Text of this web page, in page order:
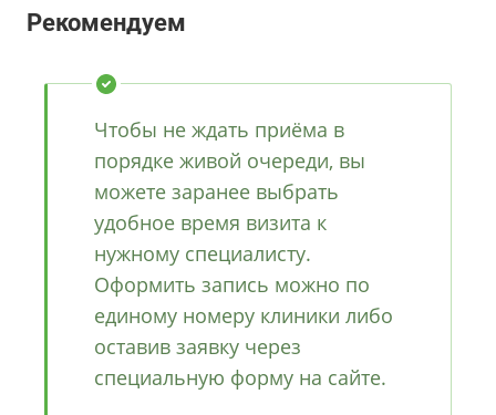
Рекомендуем
Чтобы не ждать приёма в
порядке живой очереди, вы
можете заранее выбрать
удобное время визита к
нужному специалисту.
Оформить запись можно по
единому номеру клиники либо
оставив заявку через
специальную форму на сайте.